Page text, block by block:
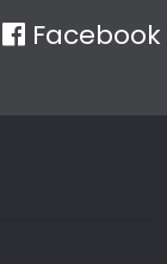
Facebook